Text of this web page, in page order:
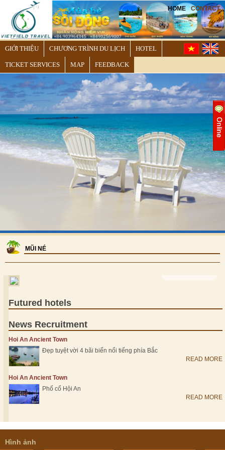
HOME CONTACT
GIỚI THIỆU CHƯƠNG TRÌNH DU LỊCH HOTEL
TICKET SERVICES MAP FEEDBACK
MŨI NÉ
Futured hotels
News Recruitment
Hoi An Ancient Town
Đẹp tuyệt vời 4 bãi biển nổi tiếng phía Bắc
READ MORE
Hoi An Ancient Town
Phố cổ Hội An
READ MORE
Hình ảnh